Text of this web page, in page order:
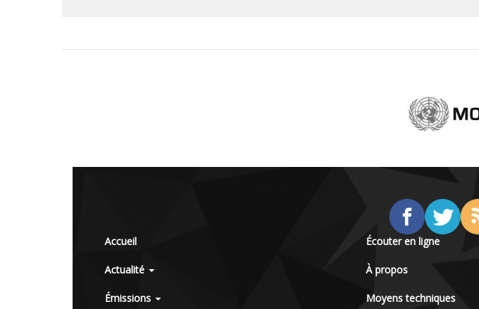
Accueil
Actualité
Émissions
Écouter en ligne
À propos
Moyens techniques